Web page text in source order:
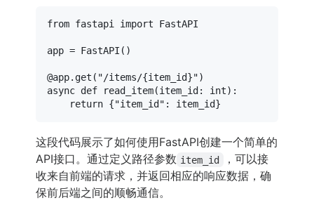
from fastapi import FastAPI
app = FastAPI()
@app.get( "/items/{item_id}")
async def read_item(item_id: int):
return {"item_id"
这段代码展示了如何使用FastAPI创建一个简单的
API接口。通过定义路径参数 item_id
，可以接
收来自前端的请求，并返回相应的响应数据，确
保前后端之间的顺畅通信。